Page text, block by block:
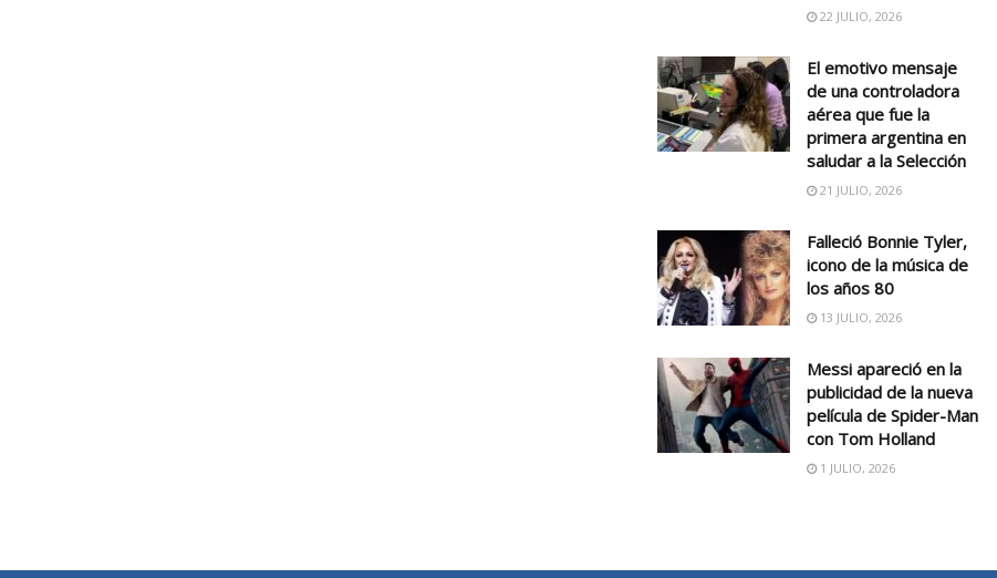
22 JULIO, 2026
El emotivo mensaje
de una controladora
aérea que fue la
primera argentina en
saludar a la Selección
21 JULIO, 2026
Falleció Bonnie Tyler,
icono de la música de
los años 80
13 JULIO, 2026
Messi apareció en la
publicidad de la nueva
película de Spider-Man
con Tom Holland
1 JULIO, 2026